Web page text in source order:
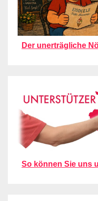
Der unerträgliche
So können Sie uns